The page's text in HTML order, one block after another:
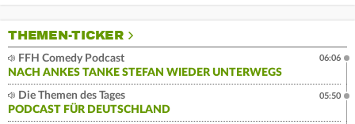
THEMEN-TICKER
FFH Comedy Podcast
NACH ANKES TANKE STEFAN WIEDER UNTERWEGS
06:06
Die Themen des Tages
PODCAST FÜR DEUTSCHLAND
05:50